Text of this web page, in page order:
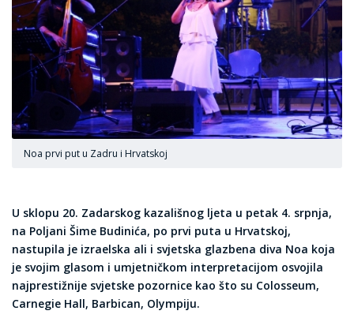
Noa prvi put u Zadru i Hrvatskoj
U sklopu 20. Zadarskog kazališnog ljeta u petak 4. srpnja,
na Poljani Šime Budinića, po prvi puta u Hrvatskoj,
nastupila je izraelska ali i svjetska glazbena diva Noa koja
je svojim glasom i umjetničkom interpretacijom osvojila
najprestižnije svjetske pozornice kao što su Colosseum,
Carnegie Hall, Barbican, Olympiju.